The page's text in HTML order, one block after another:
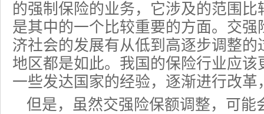
的强制保险的业务，它涉及的范围
是其中的一个比较重要的方面。交
济社会的发展有从低到高逐步调整
地区都是如此。我国的保险行业应
一些发达国家的经验，逐渐进行改革
但是，虽然交强险保额调整，可能